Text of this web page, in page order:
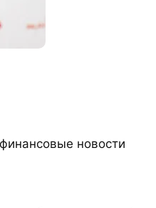
новости